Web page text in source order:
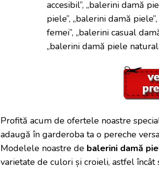
accesibil”, „balerini damă
piele”, „balerini damă
femei”, „balerini casual
„balerini damă piele
Profită acum de ofertele noastre
adaugă în garderoba ta o pereche
Modelele noastre de balerini damă
varietate de culori și croieli, astfel